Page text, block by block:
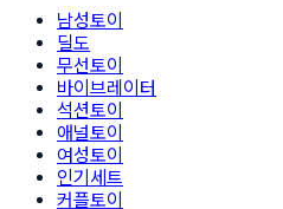
남성토이
딜도
무선토이
바이브레이터
석션토이
애널토이
여성토이
인기세트
커플토이